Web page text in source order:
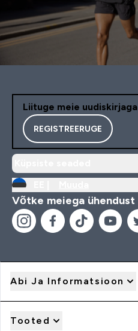
Liituge meie uudiskirjaga
REGISTREERUGE
Võtke meiega ühendust
Abi Ja Informatsioon
Tooted